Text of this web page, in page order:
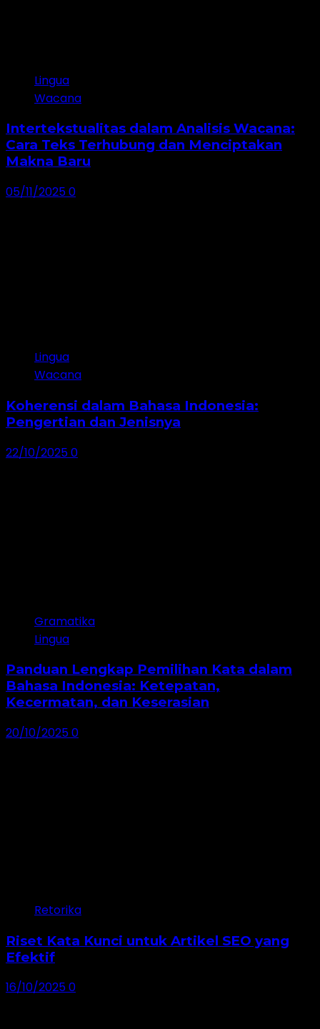
Lingua
Wacana
Intertekstualitas dalam Analisis Wacana:
Cara Teks Terhubung dan Menciptakan
Makna Baru
05/11/20250
Lingua
Wacana
Koherensi dalam Bahasa Indonesia:
Pengertian dan Jenisnya
22/10/20250
Gramatika
Lingua
Panduan Lengkap Pemilihan Kata dalam
Bahasa Indonesia: Ketepatan,
Kecermatan, dan Keserasian
20/10/20250
Retorika
Riset Kata Kunci untuk Artikel SEO yang
Efektif
16/10/20250